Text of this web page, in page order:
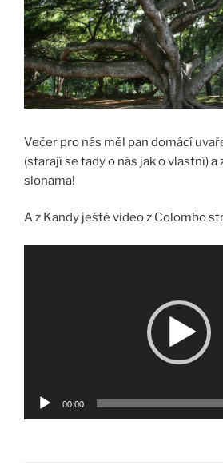
Večer pro nás měl pan domácí
(starají se tady o nás jak o vlastní) a
slonama!
A z Kandy ještě video z Colombo
00:00